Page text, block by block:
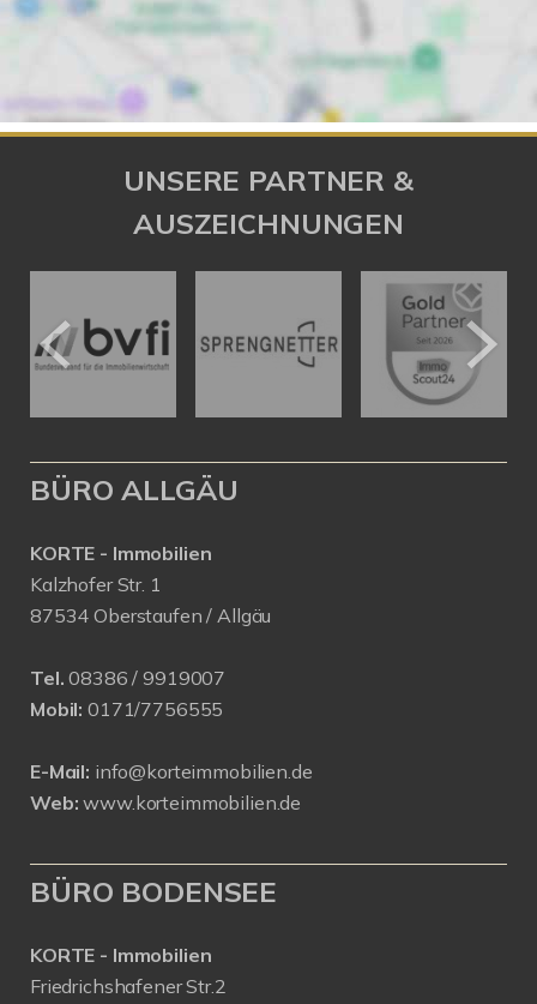
UNSERE PARTNER &
AUSZEICHNUNGEN
BÜRO ALLGÄU
KORTE - Immobilien
Kalzhofer Str. 1
87534 Oberstaufen / Allgäu
Tel. 08386 / 9919007
Mobil: 0171/7756555
E-Mail: info@korteimmobilien.de
Web: www.korteimmobilien.de
BÜRO BODENSEE
KORTE - Immobilien
Friedrichshafener Str.2